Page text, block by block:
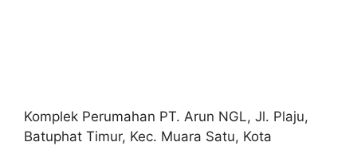
Komplek Perumahan PT. Arun NGL, Jl. Plaju,
Batuphat Timur, Kec. Muara Satu, Kota